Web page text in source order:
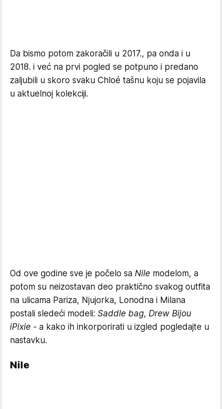
Da bismo potom zakoračili u 2017., pa onda i u
2018. i već na prvi pogled se potpuno i predano
zaljubili u skoro svaku Chloé tašnu koju se pojavila
u aktuelnoj kolekciji.
Od ove godine sve je počelo sa Nile modelom, a
potom su neizostavan deo praktično svakog outfita
na ulicama Pariza, Njujorka, Lonodna i Milana
postali sledeći modeli: Saddle bag, Drew Bijou
iPixie - a kako ih inkorporirati u izgled pogledajte u
nastavku.
Nile